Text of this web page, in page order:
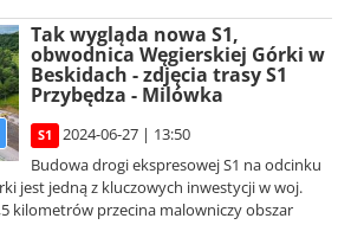
Tak wygląda nowa S1,
obwodnica Węgierskiej Górki w
Beskidach - zdjęcia trasy S1
Przybędza - Milówka
S1
2024-06-27 | 13:50
Budowa drogi ekspresowej S1 na odcinku
jest jedną z kluczowych inwestycji w woj.
kilometrów przecina malowniczy obszar